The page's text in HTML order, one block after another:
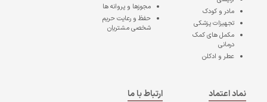
مادر و کودک
تجهیزات پزشکی
مکمل های کمک
درمانی
عطر و ادکلن
مجوزها و پروانه ها
حفظ و رعایت حریم
شخصی مشتریان
نماد اعتماد
ارتباط با ما